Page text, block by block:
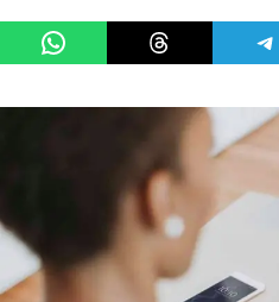
Share on WhatsAppShare on Threads